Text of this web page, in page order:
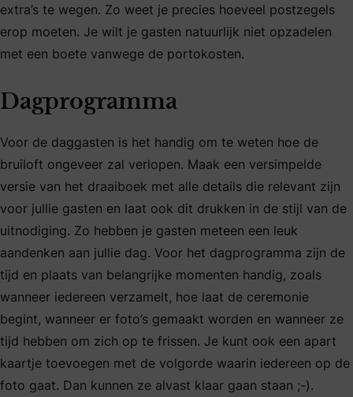
extra’s te wegen. Zo weet je precies hoeveel postzegels
erop moeten. Je wilt je gasten natuurlijk niet opzadelen
met een boete vanwege de portokosten.
Dagprogramma
Voor de daggasten is het handig om te weten hoe de
bruiloft ongeveer zal verlopen. Maak een versimpelde
versie van het draaiboek met alle details die relevant zijn
voor jullie gasten en laat ook dit drukken in de stijl van de
uitnodiging. Zo hebben je gasten meteen een leuk
aandenken aan jullie dag. Voor het dagprogramma zijn de
tijd en plaats van belangrijke momenten handig, zoals
wanneer iedereen verzamelt, hoe laat de ceremonie
begint, wanneer er foto’s gemaakt worden en wanneer ze
tijd hebben om zich op te frissen. Je kunt ook een apart
kaartje toevoegen met de volgorde waarin iedereen op de
foto gaat. Dan kunnen ze alvast klaar gaan staan ;-).